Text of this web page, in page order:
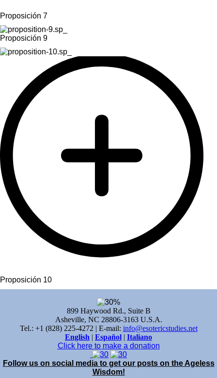
Proposición 7
Proposición 9
Proposición 10
899 Haywood Rd., Suite B
Asheville, NC 28806-3163 U.S.A.
Tel.: +1 (828) 225-4272 | E-mail: info@esotericstudies.net
English | Español | Italiano
Click here to make a donation
Follow us on social media to get our posts on the Ageless
Wisdom!